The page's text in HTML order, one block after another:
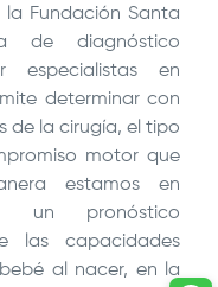
la Fundación Santa
de diagnóstico
especialistas en
determinar con
de la cirugía, el tipo
motor que
estamos en
un pronóstico
las capacidades
al nacer, en la